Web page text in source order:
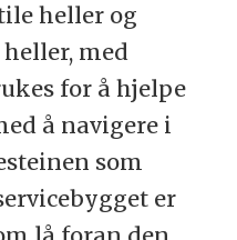
heller og
med
for å hjelpe
å navigere i
som
er